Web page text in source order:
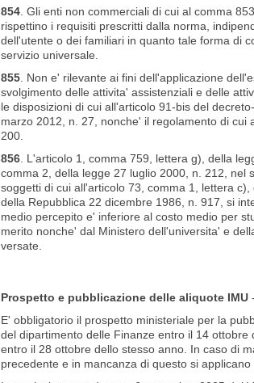
854 . Gli enti non commerciali di cui al comma
rispettino i requisiti prescritti dalla norma,
dell'utente o dei familiari in quanto tale forma di
servizio universale.
855 . Non e' rilevante ai fini dell'applicazione
svolgimento delle attivita' assistenziali e delle
le disposizioni di cui all'articolo 91-bis del
marzo 2012, n. 27, nonche' il regolamento di cui
200.
856 . L'articolo 1, comma 759, lettera g), della
comma 2, della legge 27 luglio 2000, n. 212, nel
soggetti di cui all'articolo 73, comma 1, lettera
della Repubblica 22 dicembre 1986, n. 917, si
medio percepito e' inferiore al costo medio per
merito nonche' dal Ministero dell'universita' e
versate.
Prospetto e pubblicazione delle aliquote IMU
E' obbligatorio il prospetto ministeriale per la
del dipartimento delle Finanze entro il 14
entro il 28 ottobre dello stesso anno. In caso di
precedente e in mancanza di questo si applicano